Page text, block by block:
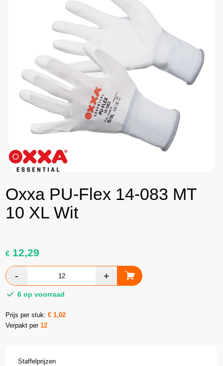
Oxxa PU-Flex 14-083 MT
10 XL Wit
€ 12,29
6 op voorraad
Prijs per stuk:€1,02
Verpakt per12
Staffelprijzen